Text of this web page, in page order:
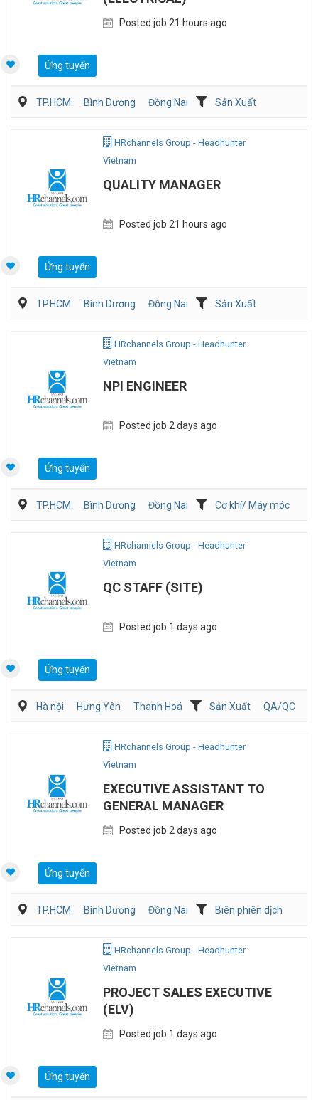
Posted job 21 hours ago
Ứng tuyển
TP.HCM Bình Dương Đồng Nai
Sản Xuất
HRchannels Group - Headhunter
Vietnam
QUALITY MANAGER
Posted job 21 hours ago
Ứng tuyển
TP.HCM Bình Dương Đồng Nai
Sản Xuất
HRchannels Group - Headhunter
Vietnam
NPI ENGINEER
Posted job 2 days ago
Ứng tuyển
TP.HCM Bình Dương Đồng Nai
Cơ khí/ Máy móc
HRchannels Group - Headhunter
Vietnam
QC STAFF (SITE)
Posted job 1 days ago
Ứng tuyển
Hà nội Hưng Yên Thanh Hoá Sản Xuất
QA/QC
HRchannels Group - Headhunter
Vietnam
EXECUTIVE ASSISTANT TO
GENERAL MANAGER
Posted job 2 days ago
Ứng tuyển
TP.HCM Bình Dương Đồng Nai
Biên phiên dịch
HRchannels Group - Headhunter
Vietnam
PROJECT SALES EXECUTIVE
(ELV)
Posted job 1 days ago
Ứng tuyển